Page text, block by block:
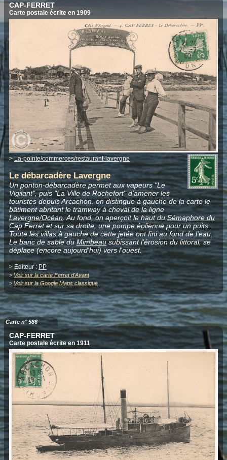
CAP-FERRET
Carte postale écrite en 1909
>La-pointe/commerces/restaurant-lavergne
Le débarcadère Lavergne
Un ponton-débarcadère permet aux vapeurs "Le
Vigilant", puis "La Ville de Rochefort" d'amener les
touristes depuis Arcachon. on distingue à gauche de la carte le
bâtiment abritant le tramway à cheval de la ligne
Lavergne/Océan. Au fond, on aperçoit le haut duSémaphore du
Cap Ferretet sur sa droite, une pompe éolienne pour un puits.
Toute les villas à gauche de cette jetée ont fini au fond de l'eau.
Le banc de sable duMimbeausubissant l'érosion du littoral, se
déplace (encore aujourd'hui) vers l'ouest.
> Editeur : PP
>Voir sur la carte Ferret d'Avant
> Voir sur la Google Maps classique
Carte n° 586
CAP-FERRET
Carte postale écrite en 1911